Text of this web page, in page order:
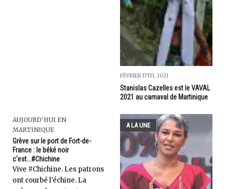
FÉVRIER 17TH, 2021
Stanislas Cazelles est le VAVAL
2021 au carnaval de Martinique
AUJOURD'HUI EN
MARTINIQUE
Grève sur le port de Fort-de-
France : le béké noir
c'est...#Chichine
Vive #Chichine. Les patrons
ont courbé l'échine. La
A LA UNE